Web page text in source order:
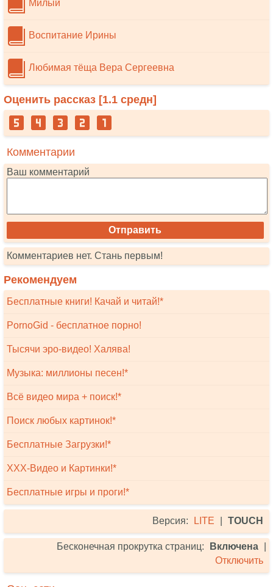
Милый
Воспитание Ирины
Любимая тёща Вера Сергеевна
Оценить рассказ [1.1 средн]
Комментарии
Ваш комментарий
Комментариев нет. Стань первым!
Рекомендуем
Бесплатные книги! Качай и читай!*
PornoGid - бесплатное порно!
Тысячи эро-видео! Халява!
Музыка: миллионы песен!*
Всё видео мира + поиск!*
Поиск любых картинок!*
Бесплатные Загрузки!*
XXX-Видео и Картинки!*
Бесплатные игры и проги!*
Версия: LITE TOUCH
Бесконечная прокрутка страниц: Включена
Отключить